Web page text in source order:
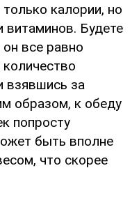
калории, но
витаминов. Будете
все равно
взявшись за
образом, к обеду
попросту
быть вполне
что скорее